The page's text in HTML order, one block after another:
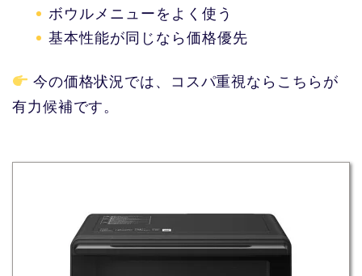
ボウルメニューをよく使う
基本性能が同じなら価格優先
今の価格状況では、コスパ重視ならこちらが
有力候補です。